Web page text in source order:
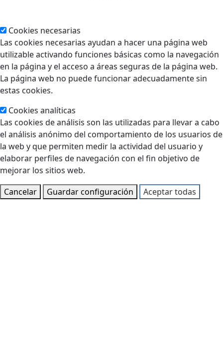
Cookies necesarias
Las cookies necesarias ayudan a hacer una página web
utilizable activando funciones básicas como la navegación
en la página y el acceso a áreas seguras de la página web.
La página web no puede funcionar adecuadamente sin
estas cookies.
Cookies analíticas
Las cookies de análisis son las utilizadas para llevar a cabo
el análisis anónimo del comportamiento de los usuarios de
la web y que permiten medir la actividad del usuario y
elaborar perfiles de navegación con el fin objetivo de
mejorar los sitios web.
Cancelar
Guardar configuración Aceptar todas